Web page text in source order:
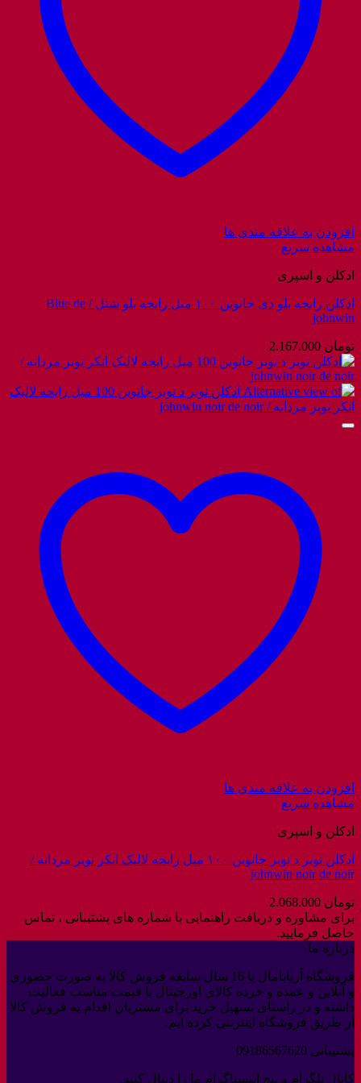
افزودن به علاقه مندی ها
مشاهده سریع
ادکلن و اسپری
ادکلن رایحه بلو دی جانوین ۱۰۰ میل رایحه بلو شنل / Blue de
johnwin
تومان
افزودن به علاقه مندی ها
مشاهده سریع
ادکلن و اسپری
ادکلن نویر د نویر جانوین ۱۰۰ میل رایحه لالیک انکر نویر مردانه /
johnwin noir de noir
تومان
برای مشاوره و دریافت راهنمایی با شماره های پشتیبانی ، تماس
حاصل فرمایید.
درباره ما
فروشگاه آربابامال با 16 سال سابقه فروش کالا به صورت حضوری
و آنلاین و عمده و خرده کالای اورجینال با قیمت مناسب فعالیت
داشته و در راستای تسهیل خرید برای مشتریان اقدام به فروش کالا
از طریق فروشگاه اینترنتی کرده ایم.
پشتیبانی 09186567620
کانال تلگرام و پیج اینستاگرام ما را دنبال کنید.